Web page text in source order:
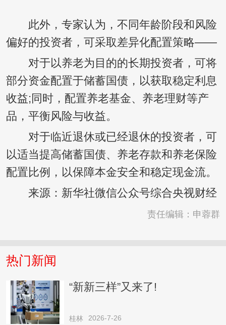
此外，专家认为，不同年龄阶段和风险
偏好的投资者，可采取差异化配置策略——
对于以养老为目的的长期投资者，可将
部分资金配置于储蓄国债，以获取稳定利息
收益;同时，配置养老基金、养老理财等产
品，平衡风险与收益。
对于临近退休或已经退休的投资者，可
以适当提高储蓄国债、养老存款和养老保险
配置比例，以保障本金安全和稳定现金流。
来源：新华社微信公众号综合央视财经
责任编辑：申蓉群
热门新闻
“新新三样”又来了!
桂林 2026-7-26